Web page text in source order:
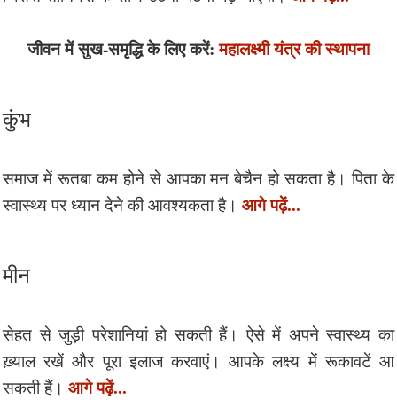
जीवन में सुख-समृद्धि के लिए करें:महालक्ष्मी यंत्र की स्थापना
कुंभ
समाज में रूतबा कम होने से आपका मन बेचैन हो सकता है। पिता के
स्वास्थ्य पर ध्यान देने की आवश्यकता है। आगे पढ़ें...
मीन
सेहत से जुड़ी परेशानियां हो सकती हैं। ऐसे में अपने स्वास्थ्य का
ख़्याल रखें और पूरा इलाज करवाएं। आपके लक्ष्य में रूकावटें आ
सकती हैं। आगे पढ़ें...